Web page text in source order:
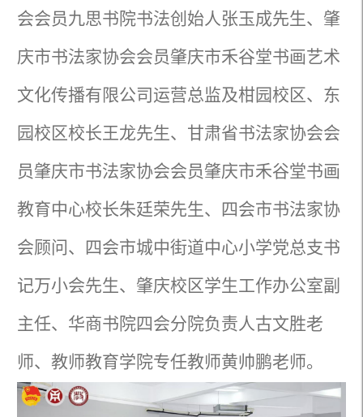
会会员九思书院书法创始人张玉成先生、肇
庆市书法家协会会员肇庆市禾谷堂书画艺术
文化传播有限公司运营总监及柑园校区、东
园校区校长王龙先生、甘肃省书法家协会会
员肇庆市书法家协会会员肇庆市禾谷堂书画
教育中心校长朱廷荣先生、四会市书法家协
会顾问、四会市城中街道中心小学党总支书
记万小会先生、肇庆校区学生工作办公室副
主任、华商书院四会分院负责人古文胜老
师、教师教育学院专任教师黄帅鹏老师。